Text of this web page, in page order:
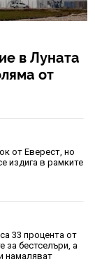
в Луната
от
от Еверест, но
издига в рамките
33 процента от
за бестселъри, а
намаляват